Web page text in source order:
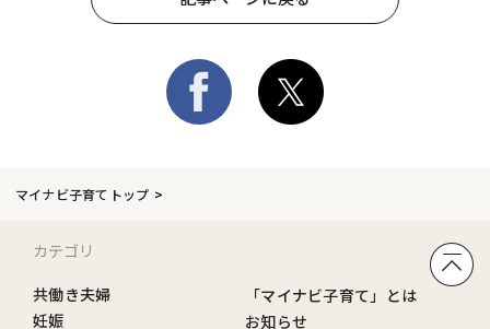
マイナビ子育てトップ
カテゴリ
共働き夫婦
妊娠
「マイナビ子育て」とは
お知らせ